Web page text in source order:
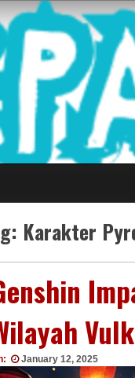
Karakter
January 12, 2025